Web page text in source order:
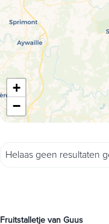
+
−
Helaas geen resultaten
Fruitstalletje van Guus